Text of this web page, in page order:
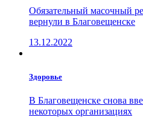
Обязательный масочный
вернули в Благовещенске
13.12.2022
Здоровье
В Благовещенске снова
некоторых организациях